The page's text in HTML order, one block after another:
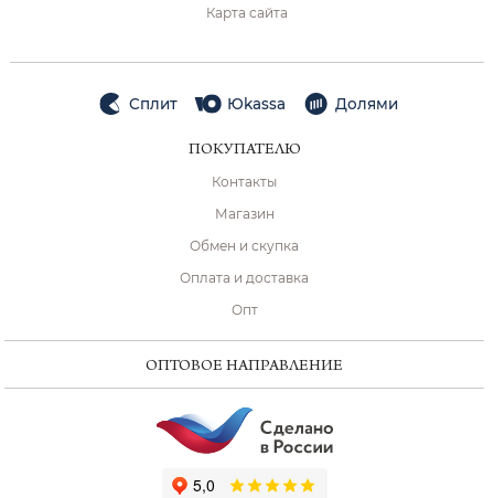
Карта сайта
Сплит Юkassa Долями
ПОКУПАТЕЛЮ
Контакты
Магазин
Обмен и скупка
Оплата и доставка
Опт
ОПТОВОЕ НАПРАВЛЕНИЕ